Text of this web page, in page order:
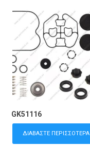
GK51116
ΔΙΑΒΆΣΤΕ ΠΕΡΙΣΣΌΤΕΡΑ